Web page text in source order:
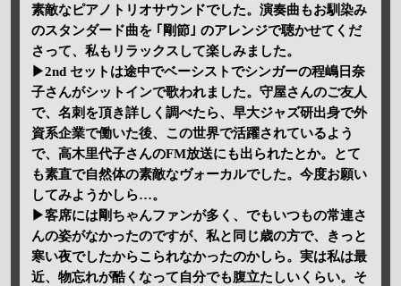
素敵なピアノトリオサウンドでした。演奏曲もお馴染み
のスタンダード曲を ｢剛節｣ のアレンジで聴かせてくだ
さって、私もリラックスして楽しみました。
▶2nd セットは途中でベーシストでシンガーの程嶋日奈
子さんがシットインで歌われました。守屋さんのご友人
で、名刺を頂き詳しく調べたら、早大ジャズ研出身で外
資系企業で働いた後、この世界で活躍されているよう
で、高木里代子さんのFM放送にも出られたとか。とて
も素直で自然体の素敵なヴォーカルでした。今度お願い
してみようかしら…。
▶客席には剛ちゃんファンが多く、でもいつもの常連さ
んの姿がなかったのですが、私と同じ歳の方で、きっと
寒い夜でしたからこられなかったのかしら。実は私は最
近、物忘れが酷くなって自分でも腹立たしいくらい。そ